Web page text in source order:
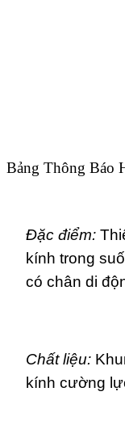
Bảng Thông Báo
Đặc điểm:
kính trong
có chân di
Chất liệu:
kính cường